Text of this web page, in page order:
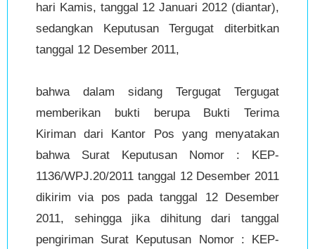
hari Kamis, tanggal 12 Januari 2012 (diantar),
sedangkan Keputusan Tergugat diterbitkan
tanggal 12 Desember 2011,
bahwa dalam sidang Tergugat Tergugat
memberikan bukti berupa Bukti Terima
Kiriman dari Kantor Pos yang menyatakan
bahwa Surat Keputusan Nomor : KEP-
1136/WPJ.20/2011 tanggal 12 Desember 2011
dikirim via pos pada tanggal 12 Desember
2011, sehingga jika dihitung dari tanggal
pengiriman Surat Keputusan Nomor : KEP-